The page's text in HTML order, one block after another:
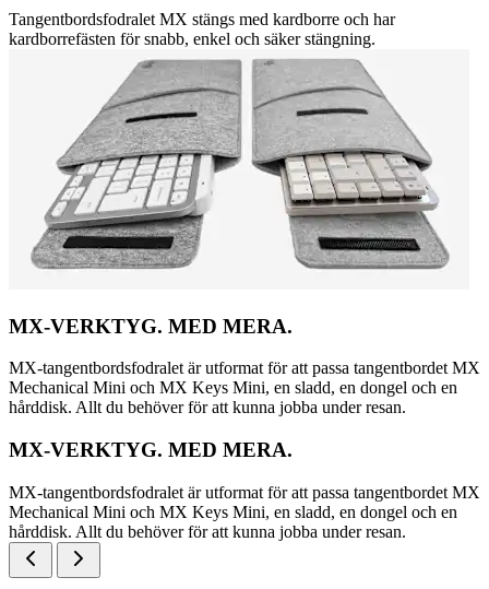
Tangentbordsfodralet MX stängs med kardborre och har
kardborrefästen för snabb, enkel och säker stängning.
MX-VERKTYG. MED MERA.
MX-tangentbordsfodralet är utformat för att passa tangentbordet MX
Mechanical Mini och MX Keys Mini, en sladd, en dongel och en
hårddisk. Allt du behöver för att kunna jobba under resan.
MX-VERKTYG. MED MERA.
MX-tangentbordsfodralet är utformat för att passa tangentbordet MX
Mechanical Mini och MX Keys Mini, en sladd, en dongel och en
hårddisk. Allt du behöver för att kunna jobba under resan.